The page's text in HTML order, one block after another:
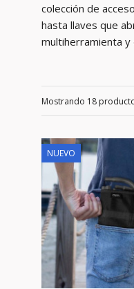
colección de
hasta llaves que
multiherramienta
Mostrando 18
NUEVO